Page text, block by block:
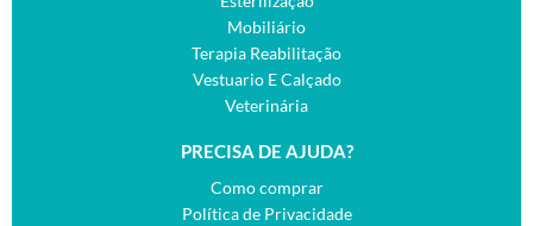
Mobiliário
Terapia Reabilitação
Vestuario E Calçado
Veterinária
PRECISA DE AJUDA?
Como comprar
Política de Privacidade